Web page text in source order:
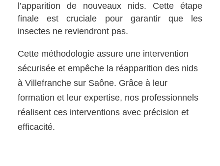
l’apparition de nouveaux nids. Cette étape
finale est cruciale pour garantir que les
insectes ne reviendront pas.
Cette méthodologie assure une intervention
sécurisée et empêche la réapparition des nids
à Villefranche sur Saône. Grâce à leur
formation et leur expertise, nos professionnels
réalisent ces interventions avec précision et
efficacité.